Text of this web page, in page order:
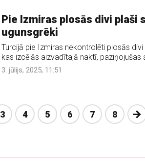
Pie Izmiras plosās divi plaši
ugunsgrēki
Turcijā pie Izmiras nekontrolēti plosās
kas izcēlās aizvadītajā naktī, paziņojušas
3. jūlijs, 2025, 11:51
3 4 5 6 7 8